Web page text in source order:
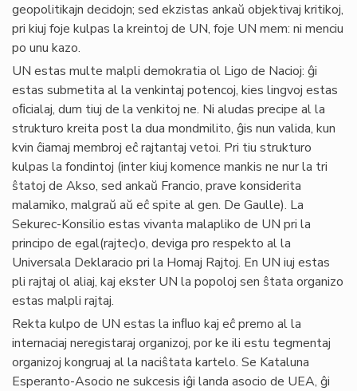
geopolitikajn decidojn; sed ekzistas ankaŭ objektivaj kritikoj,
pri kiuj foje kulpas la kreintoj de UN, foje UN mem: ni menciu
po unu kazo.
UN estas multe malpli demokratia ol Ligo de Nacioj: ĝi
estas submetita al la venkintaj potencoj, kies lingvoj estas
oﬁcialaj, dum tiuj de la venkitoj ne. Ni aludas precipe al la
strukturo kreita post la dua mondmilito, ĝis nun valida, kun
kvin ĉiamaj membroj eĉ rajtantaj vetoi. Pri tiu strukturo
kulpas la fondintoj (inter kiuj komence mankis ne nur la tri
ŝtatoj de Akso, sed ankaŭ Francio, prave konsiderita
malamiko, malgraŭ aŭ eĉ spite al gen. De Gaulle). La
Sekurec-Konsilio estas vivanta malapliko de UN pri la
principo de egal(rajtec)o, deviga pro respekto al la
Universala Deklaracio pri la Homaj Rajtoj. En UN iuj estas
pli rajtaj ol aliaj, kaj ekster UN la popoloj sen ŝtata organizo
estas malpli rajtaj.
Rekta kulpo de UN estas la inﬂuo kaj eĉ premo al la
internaciaj neregistaraj organizoj, por ke ili estu tegmentaj
organizoj kongruaj al la naciŝtata kartelo. Se Kataluna
Esperanto-Asocio ne sukcesis iĝi landa asocio de UEA, ĝi